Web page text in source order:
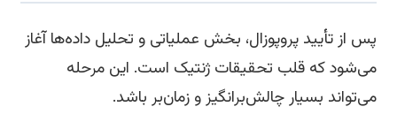
از تأیید پروپوزال، بخش عملیاتی و تحلیل داده‌ها آغاز
که قلب تحقیقات ژنتیک است. این مرحله
بسیار چالش‌برانگیز و زمان‌بر باشد.